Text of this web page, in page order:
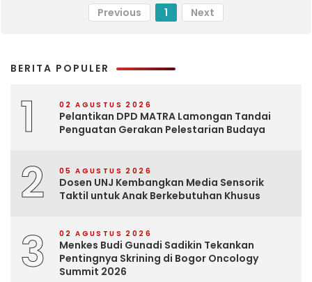
Previous 1 Next
BERITA POPULER
1 02 AGUSTUS 2026
Pelantikan DPD MATRA Lamongan Tandai
Penguatan Gerakan Pelestarian Budaya
2 05 AGUSTUS 2026
Dosen UNJ Kembangkan Media Sensorik
Taktil untuk Anak Berkebutuhan Khusus
3 02 AGUSTUS 2026
Menkes Budi Gunadi Sadikin Tekankan
Pentingnya Skrining di Bogor Oncology
Summit 2026